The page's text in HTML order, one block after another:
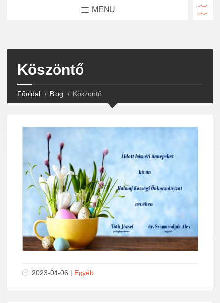
MENU
Köszöntő
Főoldal Blog Köszöntő
2023-04-06 | Egyéb